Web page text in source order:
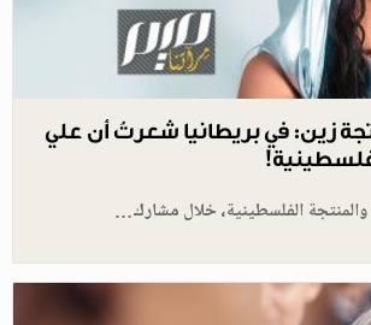
زين: في بريطانيا شعرتُ أن علي
الفلسطينية، خلال مشارك…